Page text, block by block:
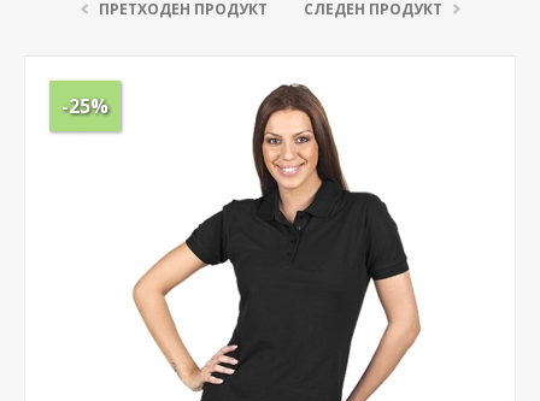
ПРЕТХОДЕН ПРОДУКТ СЛЕДЕН ПРОДУКТ
-25%